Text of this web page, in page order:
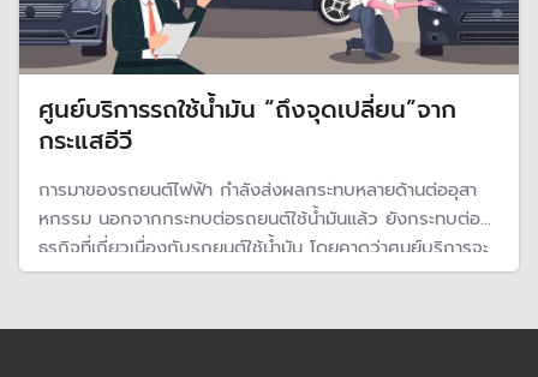
ศูนย์บริการรถใช้น้ำมัน “ถึงจุดเปลี่ยน”จาก
กระแสอีวี
การมาของรถยนต์ไฟฟ้า กำลังส่งผลกระทบหลายด้านต่ออุสา
หกรรม นอกจากกระทบต่อรถยนต์ใช้น้ำมันแล้ว ยังกระทบต่อ
ธุรกิจที่เกี่ยวเนื่องกับรถยนต์ใช้น้ำมัน โดยคาดว่าศูนย์บริการจะ
ได้รับผลกระทบค่อนข้างมาก หากคนนิยมใช้รถอีวีมากขึ้นเรื่อย
นั่ง